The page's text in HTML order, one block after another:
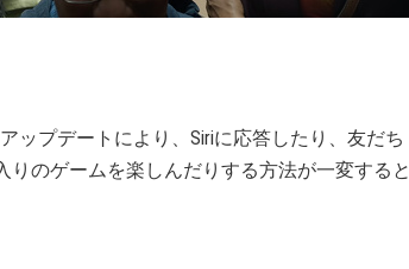
ップデートにより、Siriに応答したり、友だち
のゲームを楽しんだりする方法が一変すると